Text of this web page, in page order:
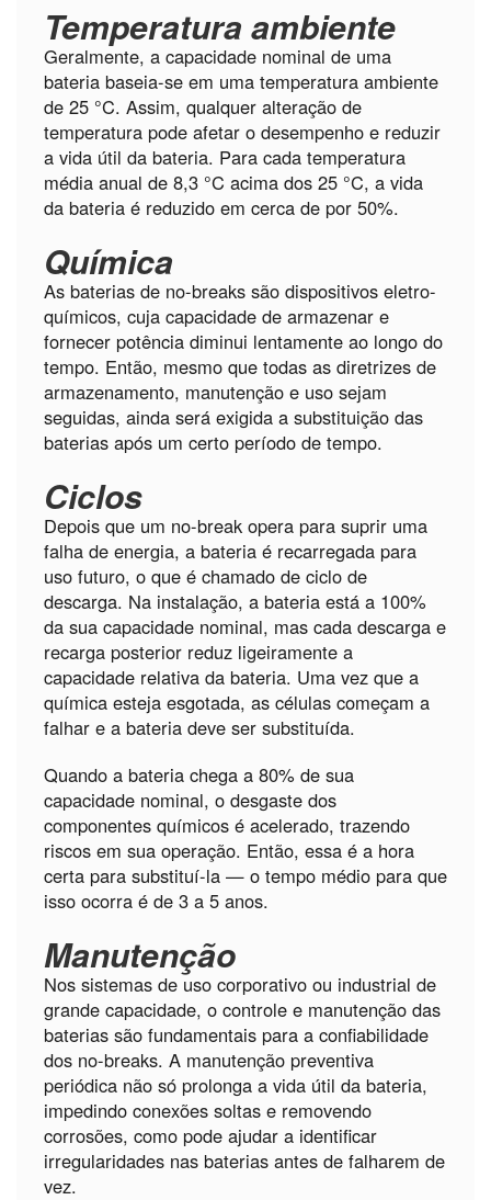
Temperatura ambiente
Geralmente, a capacidade nominal de uma
bateria baseia-se em uma temperatura ambiente
de 25 °C. Assim, qualquer alteração de
temperatura pode afetar o desempenho e reduzir
a vida útil da bateria. Para cada temperatura
média anual de 8,3 °C acima dos 25 °C, a vida
da bateria é reduzido em cerca de por 50%.
Química
As baterias de no-breaks são dispositivos eletro-
químicos, cuja capacidade de armazenar e
fornecer potência diminui lentamente ao longo do
tempo. Então, mesmo que todas as diretrizes de
armazenamento, manutenção e uso sejam
seguidas, ainda será exigida a substituição das
baterias após um certo período de tempo.
Ciclos
Depois que um no-break opera para suprir uma
falha de energia, a bateria é recarregada para
uso futuro, o que é chamado de ciclo de
descarga. Na instalação, a bateria está a 100%
da sua capacidade nominal, mas cada descarga e
recarga posterior reduz ligeiramente a
capacidade relativa da bateria. Uma vez que a
química esteja esgotada, as células começam a
falhar e a bateria deve ser substituída.
Quando a bateria chega a 80% de sua
capacidade nominal, o desgaste dos
componentes químicos é acelerado, trazendo
riscos em sua operação. Então, essa é a hora
certa para substituí-la — o tempo médio para que
isso ocorra é de 3 a 5 anos.
Manutenção
Nos sistemas de uso corporativo ou industrial de
grande capacidade, o controle e manutenção das
baterias são fundamentais para a confiabilidade
dos no-breaks. A manutenção preventiva
periódica não só prolonga a vida útil da bateria,
impedindo conexões soltas e removendo
corrosões, como pode ajudar a identificar
irregularidades nas baterias antes de falharem de
vez.